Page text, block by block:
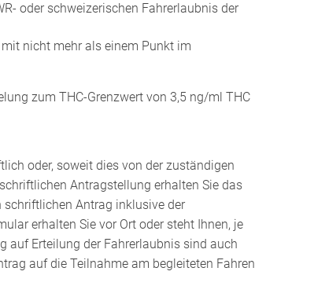
oder schweizerischen Fahrerlaubnis der
nicht mehr als einem Punkt im
zum THC-Grenzwert von 3,5 ng/ml THC
oder, soweit dies von der zuständigen
Antragstellung erhalten Sie das
schriftlichen Antrag inklusive der
erhalten Sie vor Ort oder steht Ihnen, je
auf Erteilung der Fahrerlaubnis sind auch
auf die Teilnahme am begleiteten Fahren